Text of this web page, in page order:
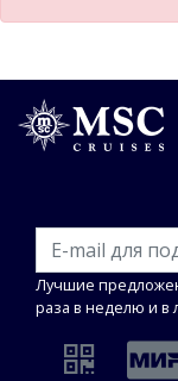
Лучшие
раза в неделю и в